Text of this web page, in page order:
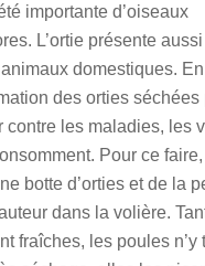
importante d’oiseaux
L’ortie présente
domestiques.
des orties séchées
contre les maladies, les
Pour ce
botte d’orties et de la
dans la volière.
fraîches, les poules n’y